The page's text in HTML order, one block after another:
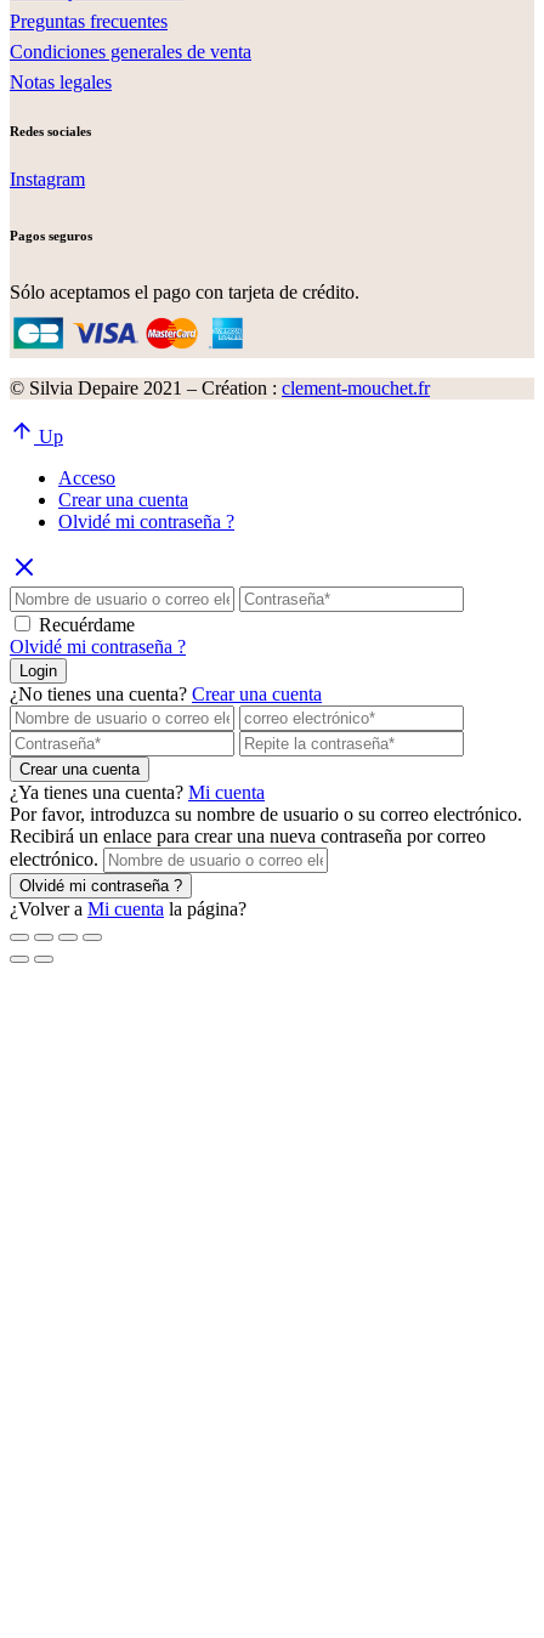
Preguntas frecuentes
Condiciones generales de venta
Notas legales
Redes sociales
Instagram
Pagos seguros
Sólo aceptamos el pago con tarjeta de crédito.
© Silvia Depaire 2021 – Création : clement-mouchet.fr
Up
Acceso
Crear una cuenta
Olvidé mi contraseña ?
Recuérdame
Olvidé mi contraseña ?
Login
¿No tienes una cuenta? Crear una cuenta
Crear una cuenta
¿Ya tienes una cuenta? Mi cuenta
Por favor, introduzca su nombre de usuario o su correo electrónico.
Recibirá un enlace para crear una nueva contraseña por correo
electrónico.
Olvidé mi contraseña ?
¿Volver a Mi cuenta la página?